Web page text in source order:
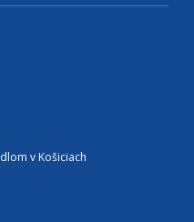
v Košiciach